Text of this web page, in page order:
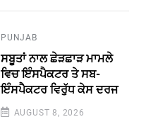
PUNJAB
ਸਬੂਤਾਂ ਨਾਲ ਛੇੜਛਾੜ ਮਾਮਲੇ
ਵਿਚ ਇੰਸਪੈਕਟਰ ਤੇ ਸਬ-
ਇੰਸਪੈਕਟਰ ਵਿਰੁੱਧ ਕੇਸ ਦਰਜ
AUGUST 8, 2026